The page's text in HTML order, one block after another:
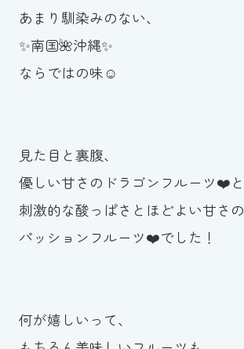
あまり馴染みのない、
✨南国🌺沖縄✨
ならではの味☺️
見た目と裏腹、
優しい甘さのドラゴンフルーツ❤️と
刺激的な酸っぱさとほどよい甘さの
パッションフルーツ❤️でした！
何が嬉しいって、